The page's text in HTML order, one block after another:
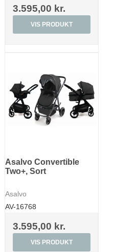
3.595,00 kr.
VIS PRODUKT
Asalvo Convertible
Two+, Sort
Asalvo
AV-16768
3.595,00 kr.
VIS PRODUKT